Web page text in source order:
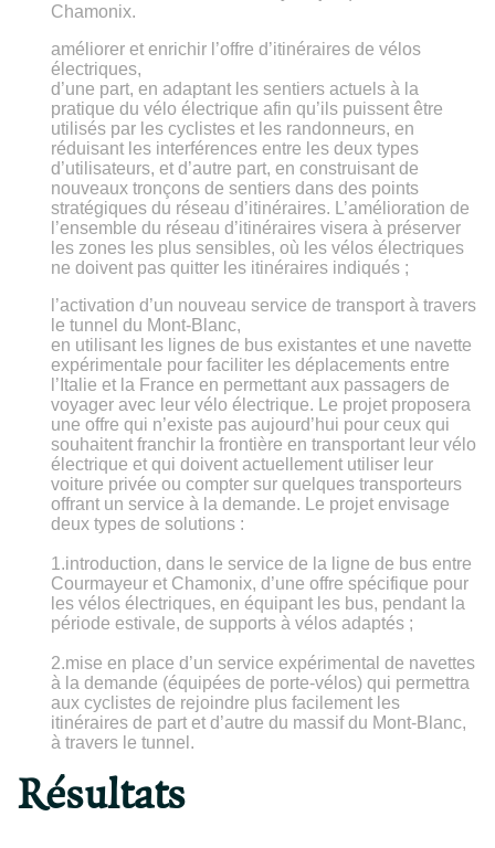
Chamonix.
améliorer et enrichir l’offre d’itinéraires de vélos
électriques,
d’une part, en adaptant les sentiers actuels à la
pratique du vélo électrique afin qu’ils puissent être
utilisés par les cyclistes et les randonneurs, en
réduisant les interférences entre les deux types
d’utilisateurs, et d’autre part, en construisant de
nouveaux tronçons de sentiers dans des points
stratégiques du réseau d’itinéraires. L’amélioration de
l’ensemble du réseau d’itinéraires visera à préserver
les zones les plus sensibles, où les vélos électriques
ne doivent pas quitter les itinéraires indiqués ;
l’activation d’un nouveau service de transport à travers
le tunnel du Mont-Blanc,
en utilisant les lignes de bus existantes et une navette
expérimentale pour faciliter les déplacements entre
l’Italie et la France en permettant aux passagers de
voyager avec leur vélo électrique. Le projet proposera
une offre qui n’existe pas aujourd’hui pour ceux qui
souhaitent franchir la frontière en transportant leur vélo
électrique et qui doivent actuellement utiliser leur
voiture privée ou compter sur quelques transporteurs
offrant un service à la demande. Le projet envisage
deux types de solutions :
1.introduction, dans le service de la ligne de bus entre
Courmayeur et Chamonix, d’une offre spécifique pour
les vélos électriques, en équipant les bus, pendant la
période estivale, de supports à vélos adaptés ;
2.mise en place d’un service expérimental de navettes
à la demande (équipées de porte-vélos) qui permettra
aux cyclistes de rejoindre plus facilement les
itinéraires de part et d’autre du massif du Mont-Blanc,
à travers le tunnel.
Résultats